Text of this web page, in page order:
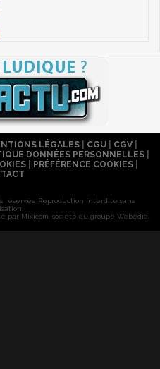
LÉGALES| CGU| CGV|
DONNÉES PERSONNELLES
PRÉFÉRENCE COOKIES
réservés. Reproduction interdite sans
par Mixicom, société du groupe Webedia.